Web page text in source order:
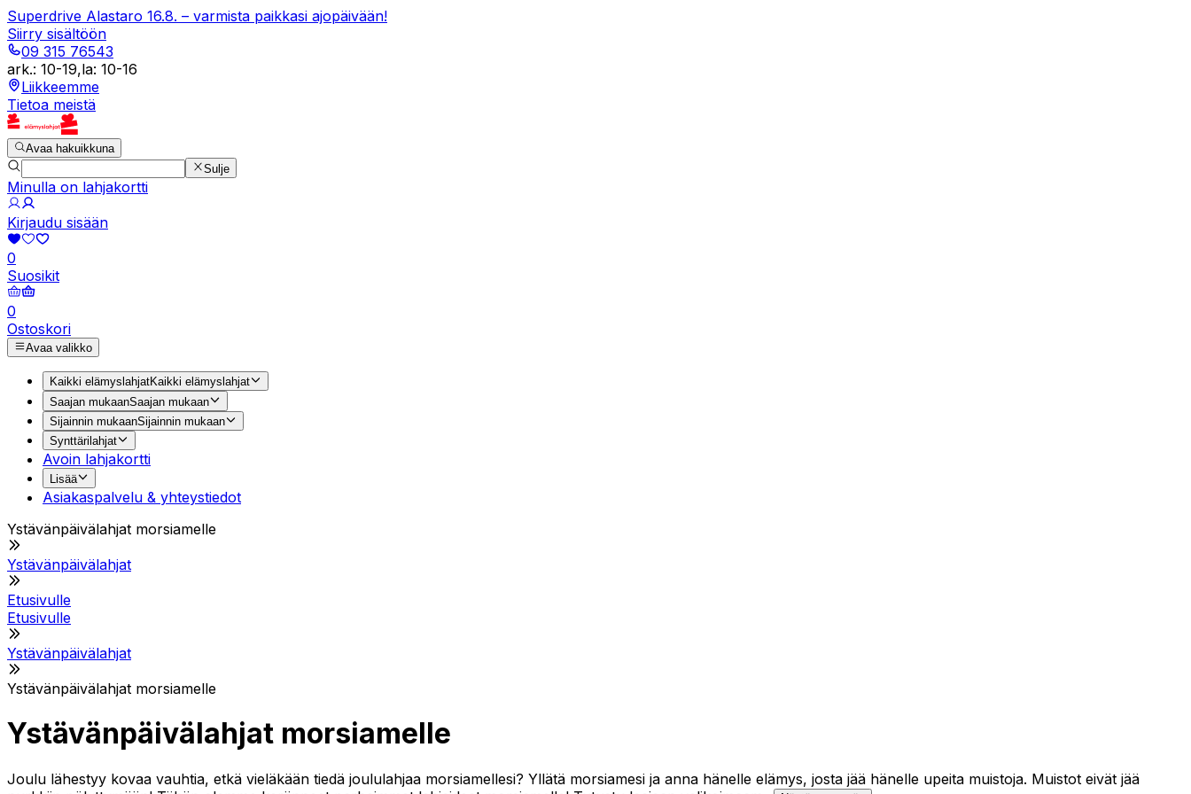
Superdrive Alastaro 16.8. – varmista paikkasi ajopäivään!
Siirry sisältöön
09 315 76543
ark.: 10-19,la: 10-16
Liikkeemme
Tietoa meistä
Avaa hakuikkuna
Sulje
Minulla on lahjakortti
Kirjaudu sisään
0
Suosikit
0
Ostoskori
Avaa valikko
Kaikki elämyslahjatKaikki elämyslahjat
Saajan mukaanSaajan mukaan
Sijainnin mukaanSijainnin mukaan
Synttärilahjat
Avoin lahjakortti
Lisää
Asiakaspalvelu & yhteystiedot
Ystävänpäivälahjat morsiamelle
Ystävänpäivälahjat
Etusivulle
Etusivulle
Ystävänpäivälahjat
Ystävänpäivälahjat morsiamelle
Ystävänpäivälahjat morsiamelle
Joulu lähestyy kovaa vauhtia, etkä vieläkään tiedä joululahjaa morsiamellesi? Yllätä morsiamesi ja anna hänelle elämys, josta jää hänelle upeita muistoja. Muistot eivät jää